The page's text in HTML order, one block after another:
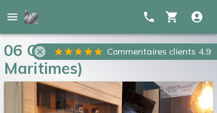
Commentaires clients 4.9
06 Cannes Mandelieu (Alpes
Maritimes)